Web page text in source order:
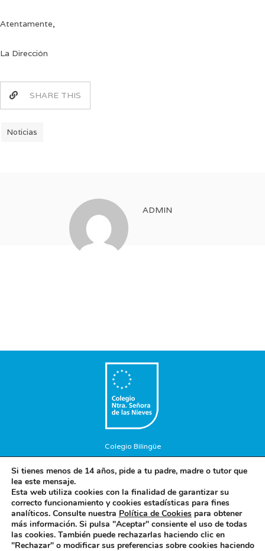
Atentamente,
La Dirección
SHARE THIS
Noticias
ADMIN
Colegio Bilingüe
los Derechos Reservados.
Aviso Legal
Concepto diseño y desarrollo web BRAND IN HEAVEN
Si tienes menos de 14 años, pide a tu padre, madre o tutor que
lea este mensaje.
Esta web utiliza cookies con la finalidad de garantizar su
correcto funcionamiento y cookies estadísticas para fines
analíticos. Consulte nuestra Política de Cookies para obtener
más información. Si pulsa "Aceptar" consiente el uso de todas
las cookies. También puede rechazarlas haciendo clic en
"Rechazar" o modificar sus preferencias sobre cookies haciendo